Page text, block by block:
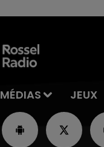
MÉDIAS JEUX